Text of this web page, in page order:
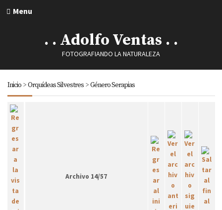
Menu
. . Adolfo Ventas . .
FOTOGRAFIANDO LA NATURALEZA
Inicio>Orquídeas Silvestres>Género Serapias
Archivo 14/57